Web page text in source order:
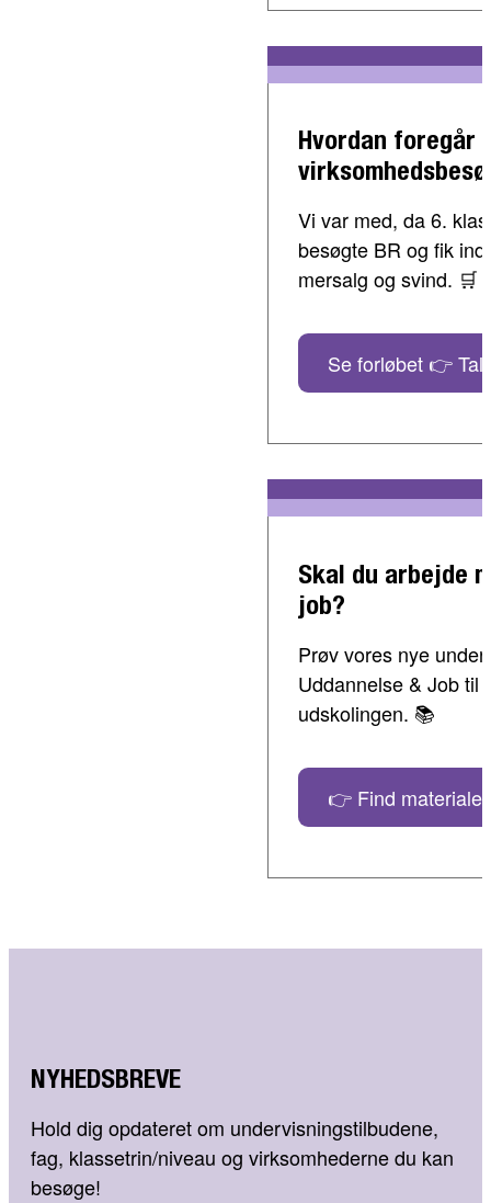
Hvordan foregår
Vi var med, da 6.
besøgte BR og fik
mersalg og svind. 🛒
Se forløbet 👉 Tal
Skal du arbejde
job?
Prøv vores nye
Uddannelse & Job til
udskolingen. 📚
👉 Find
NYHEDSBREVE
Hold dig opdateret om undervisningstilbudene,
fag, klassetrin/niveau og virksomhederne du kan
besøge!